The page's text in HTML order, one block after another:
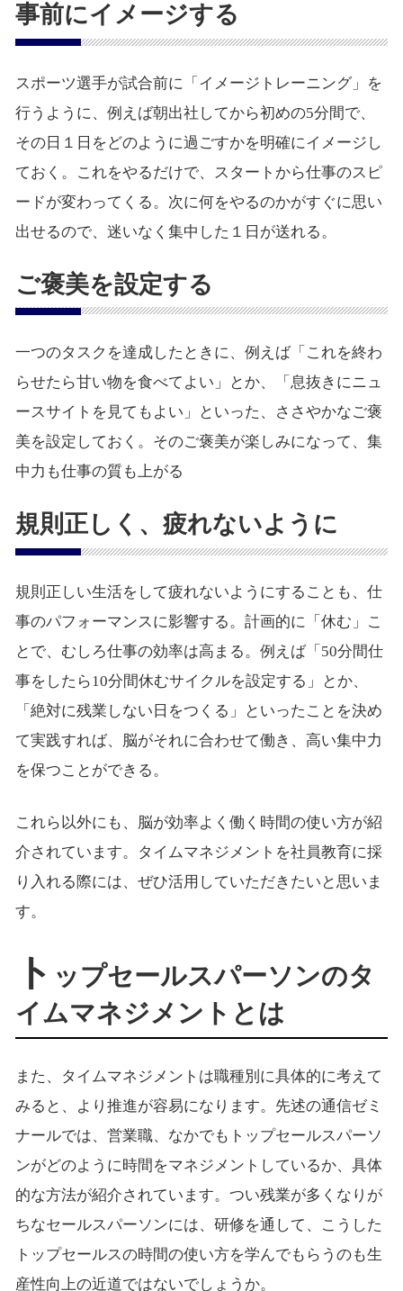
事前にイメージする
スポーツ選手が試合前に「イメージトレーニング」を
行うように、例えば朝出社してから初めの5分間で、
その日１日をどのように過ごすかを明確にイメージし
ておく。これをやるだけで、スタートから仕事のスピ
ードが変わってくる。次に何をやるのかがすぐに思い
出せるので、迷いなく集中した１日が送れる。
ご褒美を設定する
一つのタスクを達成したときに、例えば「これを終わ
らせたら甘い物を食べてよい」とか、「息抜きにニュ
ースサイトを見てもよい」といった、ささやかなご褒
美を設定しておく。そのご褒美が楽しみになって、集
中力も仕事の質も上がる
規則正しく、疲れないように
規則正しい生活をして疲れないようにすることも、仕
事のパフォーマンスに影響する。計画的に「休む」こ
とで、むしろ仕事の効率は高まる。例えば「50分間仕
事をしたら10分間休むサイクルを設定する」とか、
「絶対に残業しない日をつくる」といったことを決め
て実践すれば、脳がそれに合わせて働き、高い集中力
を保つことができる。
これら以外にも、脳が効率よく働く時間の使い方が紹
介されています。タイムマネジメントを社員教育に採
り入れる際には、ぜひ活用していただきたいと思いま
す。
ト ップセールスパーソンのタ
イムマネジメントとは
また、タイムマネジメントは職種別に具体的に考えて
みると、より推進が容易になります。先述の通信ゼミ
ナールでは、営業職、なかでもトップセールスパーソ
ンがどのように時間をマネジメントしているか、具体
的な方法が紹介されています。つい残業が多くなりが
ちなセールスパーソンには、研修を通して、こうした
トップセールスの時間の使い方を学んでもらうのも生
産性向上の近道ではないでしょうか。